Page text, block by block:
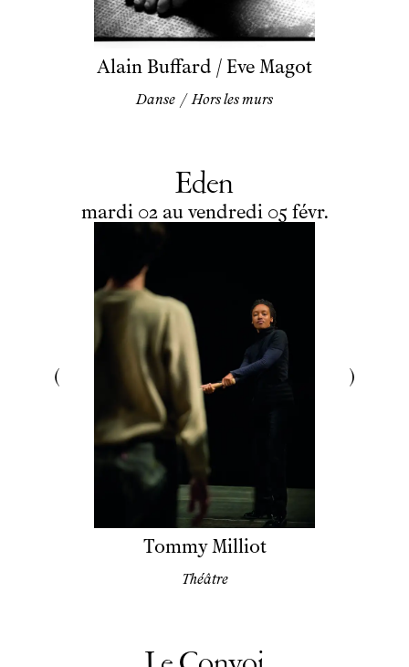
Alain Buffard / Eve Magot
Danse / Hors les murs
Eden
du
mardi
mardi 02 au au
vendredi
vendredi 05 février
févr.
Tommy Milliot
Théâtre